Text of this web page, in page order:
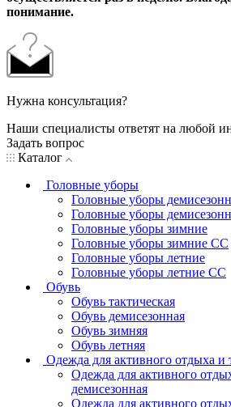
понимание.
Нужна консультация?
Наши специалисты ответят на любой
Задать вопрос
Каталог
Головные уборы
Головные уборы
Головные уборы
Головные уборы зимние
Головные уборы зимние СС
Головные уборы летние
Головные уборы летние СС
Обувь
Обувь тактическая
Обувь демисезонная
Обувь зимняя
Обувь летняя
Одежда для активного отдыха и
Одежда для активного
демисезонная
Одежда для активного